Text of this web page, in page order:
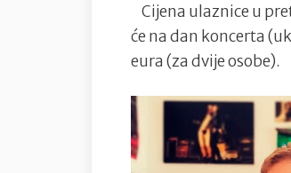
Cijena ulaznice u
će na dan koncerta
eura (za dvije osobe).